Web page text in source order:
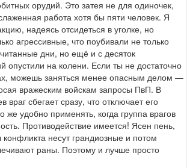
орудий. Это затея не для одиночек,
работа хотя бы пяти человек. Я
надеясь отсидеться в уголке, но
агрессивные, что поубивали не только
дни, но ещё и с десяток
опустили на колени. Если ты не достаточно
можешь заняться менее опасным делом —
вражеским войскам запросы ПвП. В
враг сбегает сразу, что отключает его
удобно применять, когда группа врагов
Противодействие имеется! Ясен пень,
несут грандиозные и потом
раны. Поэтому и лучше просто